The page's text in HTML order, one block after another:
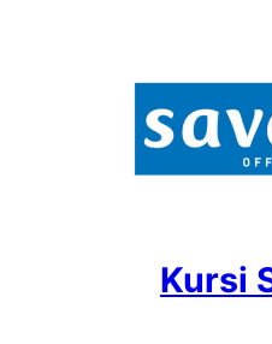
Kursi